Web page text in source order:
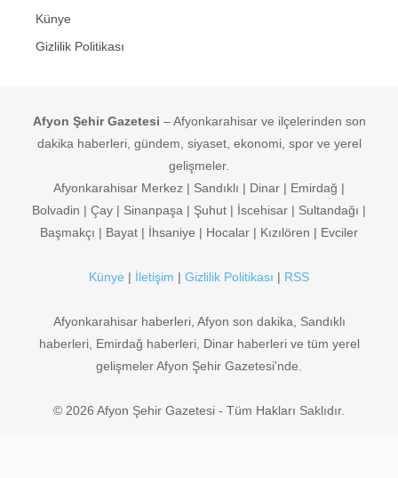
Künye
Gizlilik Politikası
Afyon Şehir Gazetesi – Afyonkarahisar ve ilçelerinden son
dakika haberleri, gündem, siyaset, ekonomi, spor ve yerel
gelişmeler.
Afyonkarahisar Merkez | Sandıklı | Dinar | Emirdağ |
Bolvadin | Çay | Sinanpaşa | Şuhut | İscehisar | Sultandağı |
Başmakçı | Bayat | İhsaniye | Hocalar | Kızılören | Evciler
Künye | İletişim | Gizlilik Politikası | RSS
Afyonkarahisar haberleri, Afyon son dakika, Sandıklı
haberleri, Emirdağ haberleri, Dinar haberleri ve tüm yerel
gelişmeler Afyon Şehir Gazetesi'nde.
© 2026 Afyon Şehir Gazetesi - Tüm Hakları Saklıdır.